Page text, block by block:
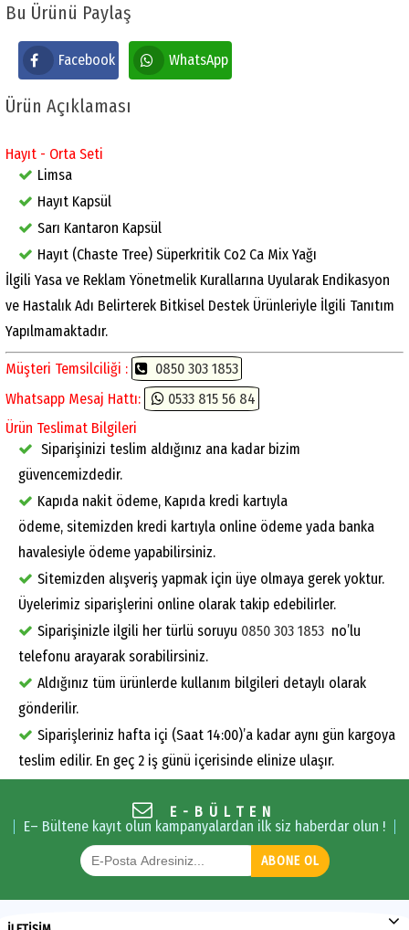
Bu Ürünü Paylaş
Facebook WhatsApp
Ürün Açıklaması
Hayıt - Orta Seti
Limsa
Hayıt Kapsül
Sarı Kantaron Kapsül
Hayıt (Chaste Tree) Süperkritik Co2 Ca Mix Yağı
İlgili Yasa ve Reklam Yönetmelik Kurallarına Uyularak Endikasyon
ve Hastalık Adı Belirterek Bitkisel Destek Ürünleriyle İlgili Tanıtım
Yapılmamaktadır.
Müşteri Temsilciliği :
0850 303 1853
Whatsapp Mesaj Hattı:
0533 815 56 84
Ürün Teslimat Bilgileri
Siparişinizi teslim aldığınız ana kadar bizim
güvencemizdedir.
Kapıda nakit ödeme, Kapıda kredi kartıyla
ödeme, sitemizden kredi kartıyla online ödeme yada banka
havalesiyle ödeme yapabilirsiniz.
Sitemizden alışveriş yapmak için üye olmaya gerek yoktur.
Üyelerimiz siparişlerini online olarak takip edebilirler.
Siparişinizle ilgili her türlü soruyu 0850 303 1853 no’lu
telefonu arayarak sorabilirsiniz.
Aldığınız tüm ürünlerde kullanım bilgileri detaylı olarak
gönderilir.
Siparişleriniz hafta içi (Saat 14:00)’a kadar aynı gün kargoya
teslim edilir. En geç 2 iş günü içerisinde elinize ulaşır.
E-BÜLTEN
E– Bültene kayıt olun kampanyalardan ilk siz haberdar olun !
ABONE OL